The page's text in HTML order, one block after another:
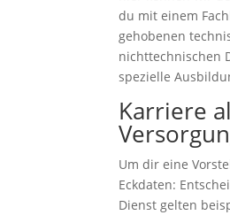
du mit einem
gehobenen
nichttechnischen
spezielle
Karriere
Um dir eine
Eckdaten:
Dienst gelten